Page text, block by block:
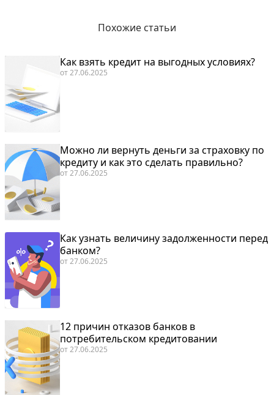
Похожие статьи
Как взять кредит на выгодных условиях?
от27.06.2025
Можно ли вернуть деньги за страховку по
кредиту и как это сделать правильно?
от27.06.2025
Как узнать величину задолженности перед
банком?
от27.06.2025
12 причин отказов банков в
потребительском кредитовании
от27.06.2025